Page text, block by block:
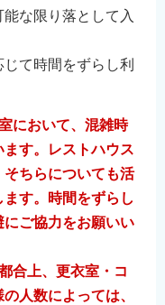
な限り落として入
て時間をずらし利
において、混雑時
す。レストハウス
ちらについても活
す。時間をずらし
ご協力をお願いい
合上、更衣室・コ
人数によっては、